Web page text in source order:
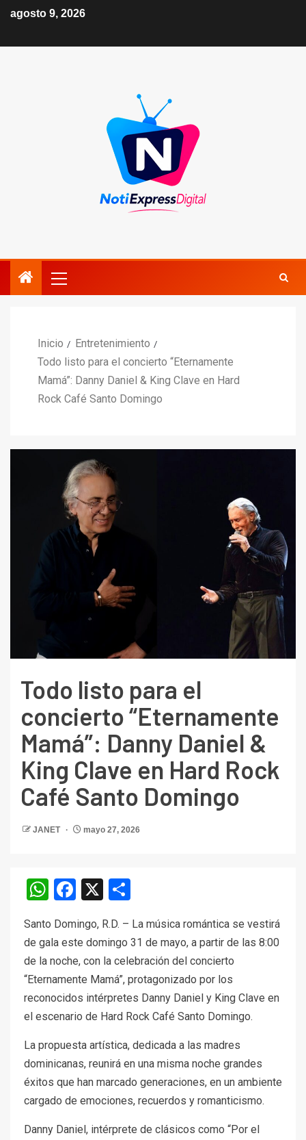
agosto 9, 2026
Inicio
Entretenimiento
Todo listo para el concierto “Eternamente
Mamá”: Danny Daniel & King Clave en Hard
Rock Café Santo Domingo
Todo listo para el
concierto “Eternamente
Mamá”: Danny Daniel &
King Clave en Hard Rock
Café Santo Domingo
JANET mayo 27, 2026
WhatsApp
Facebook
X
Santo Domingo, R.D. – La música romántica se vestirá
de gala este domingo 31 de mayo, a partir de las 8:00
de la noche, con la celebración del concierto
“Eternamente Mamá”, protagonizado por los
reconocidos intérpretes Danny Daniel y King Clave en
el escenario de Hard Rock Café Santo Domingo.
La propuesta artística, dedicada a las madres
dominicanas, reunirá en una misma noche grandes
éxitos que han marcado generaciones, en un ambiente
cargado de emociones, recuerdos y romanticismo.
Danny Daniel, intérprete de clásicos como “Por el